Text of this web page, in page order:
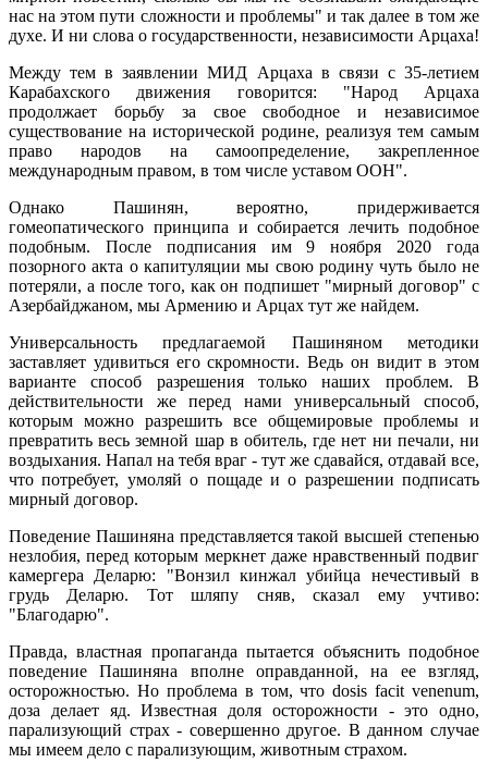
нас на этом пути сложности и проблемы" и так далее в том же
духе. И ни слова о государственности, независимости Арцаха!
Между тем в заявлении МИД Арцаха в связи с 35-летием
Карабахского движения говорится: "Народ Арцаха
продолжает борьбу за свое свободное и независимое
существование на исторической родине, реализуя тем самым
право народов на самоопределение, закрепленное
международным правом, в том числе уставом ООН".
Однако Пашинян, вероятно, придерживается
гомеопатического принципа и собирается лечить подобное
подобным. После подписания им 9 ноября 2020 года
позорного акта о капитуляции мы свою родину чуть было не
потеряли, а после того, как он подпишет "мирный договор" с
Азербайджаном, мы Армению и Арцах тут же найдем.
Универсальность предлагаемой Пашиняном методики
заставляет удивиться его скромности. Ведь он видит в этом
варианте способ разрешения только наших проблем. В
действительности же перед нами универсальный способ,
которым можно разрешить все общемировые проблемы и
превратить весь земной шар в обитель, где нет ни печали, ни
воздыхания. Напал на тебя враг - тут же сдавайся, отдавай все,
что потребует, умоляй о пощаде и о разрешении подписать
мирный договор.
Поведение Пашиняна представляется такой высшей степенью
незлобия, перед которым меркнет даже нравственный подвиг
камергера Деларю: "Вонзил кинжал убийца нечестивый в
грудь Деларю. Тот шляпу сняв, сказал ему учтиво:
"Благодарю".
Правда, властная пропаганда пытается объяснить подобное
поведение Пашиняна вполне оправданной, на ее взгляд,
осторожностью. Но проблема в том, что dosis facit venenum,
доза делает яд. Известная доля осторожности - это одно,
парализующий страх - совершенно другое. В данном случае
мы имеем дело с парализующим, животным страхом.